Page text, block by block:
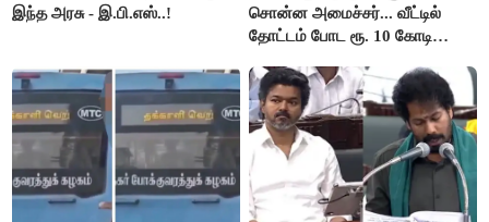
இந்த அரசு - இ.பி.எஸ்..!
சொன்ன அமைச்சர்... வீட்டில்
தோட்டம் போட ரூ. 10 கோடி